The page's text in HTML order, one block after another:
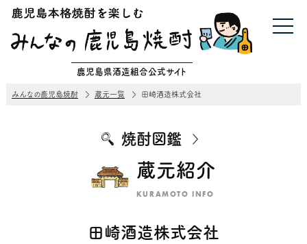
鹿児島県酒造組合公式サイト
みんなの鹿児島焼酎 蔵元一覧 田崎酒造株式会社
焼酎図鑑
蔵元紹介
KURAMOTO INFO
田崎酒造株式会社